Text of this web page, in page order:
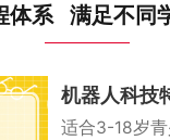
体系 满足不同
机器人科技
适合3-18岁